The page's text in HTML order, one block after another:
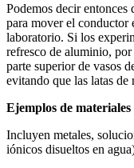
Podemos decir entonces
para mover el conductor
laboratorio. Si los
refresco de aluminio, por
parte superior de vasos
evitando que las latas de
Ejemplos de
Incluyen metales,
iónicos disueltos en